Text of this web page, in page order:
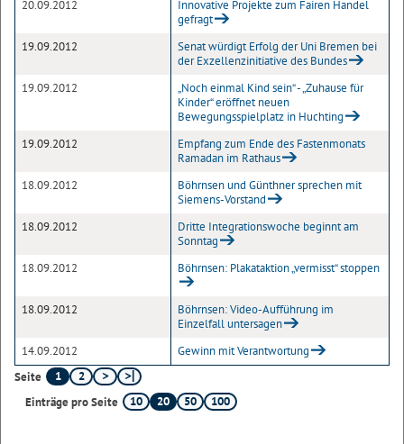
20.09.2012
Innovative Projekte zum Fairen Handel
gefragt
19.09.2012
Senat würdigt Erfolg der Uni Bremen bei
der Exzellenzinitiative des Bundes
19.09.2012
„Noch einmal Kind sein“ - „Zuhause für
Kinder“ eröffnet neuen
Bewegungsspielplatz in Huchting
19.09.2012
Empfang zum Ende des Fastenmonats
Ramadan im Rathaus
18.09.2012
Böhrnsen und Günthner sprechen mit
Siemens-Vorstand
18.09.2012
Dritte Integrationswoche beginnt am
Sonntag
18.09.2012
Böhrnsen: Plakataktion „vermisst“ stoppen
18.09.2012
Böhrnsen: Video-Aufführung im
Einzelfall untersagen
14.09.2012
Gewinn mit Verantwortung
Seite
1
2
Einträge pro Seite
10 20 50 100